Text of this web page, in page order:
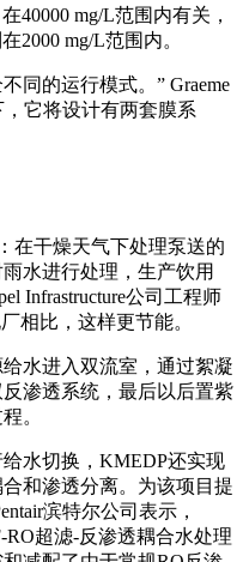
40000 mg/L范围内有关，
2000 mg/L范围内。
同的运行模式。” Graeme
，它将设计有两套膜系
在干燥天气下处理泵送的
水进行处理，生产饮用
Infrastructure公司工程师
相比，这样更节能。
水进入双流室，通过絮凝
渗透系统，最后以后置紫
。
水切换，KMEDP还实现
和渗透分离。为该项目提
滨特尔公司表示，
超滤-反渗透耦合水处理